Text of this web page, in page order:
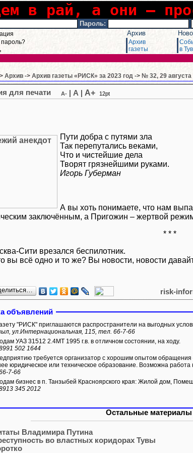
в рай, а они –
Пароль:
Архив
Архив
газеты
в
Архив -> Архив газеты «РИСК» за 2023 год -> № 32, 29 августа
A- A A+ 12pt
Пути добра с путями зла
Так перепутались веками,
Что и чистейшие дела
Творят грязнейшими руками.
Игорь Губерман
А вы хоть понимаете, что нам
заключённым, а Пригожин – жертвой
* * *
Сити врезался беспилотник.
вы всё одно и то же? Вы новости, новости
risk-
объявлений
"РИСК" приглашаются распространители на выгодных
ул.Интернациональная, 115, тел. 66-7-66
УАЗ 31512 2.4МТ 1995 г.в. в отличном состоянии, на ходу.
502 1644
требуется организатор с хорошим опытом
юридическое или техническое образование. Возможна
7-66
бизнес в п. Танзыбей Красноярского края: Жилой дом,
345 2012
Остальные материалы
Владимира Путина
во властных коридорах Тувы